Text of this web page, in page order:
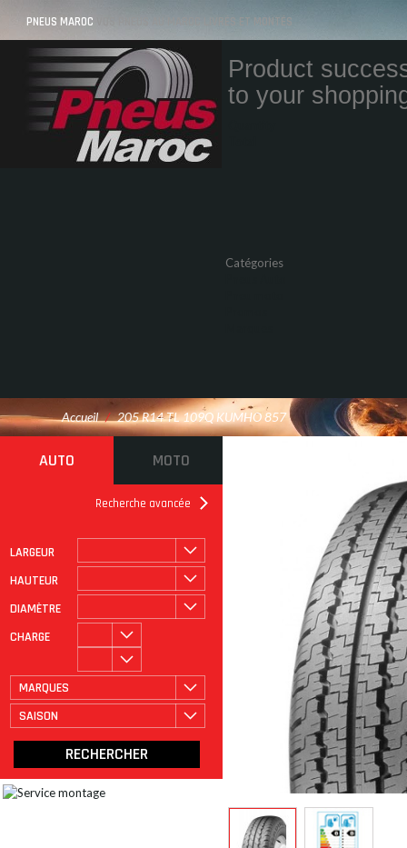
PNEUS MAROC VOS PNEUS AU MAROC LIVRÉS ET MONTÉS
Product
to your
Catégories
Accueil / 205 R14 TL 109Q KUMHO 857
AUTO MOTO
Recherche avancée
LARGEUR
HAUTEUR
DIAMÈTRE
CHARGE
MARQUES
SAISON
ROULAGE À PLAT